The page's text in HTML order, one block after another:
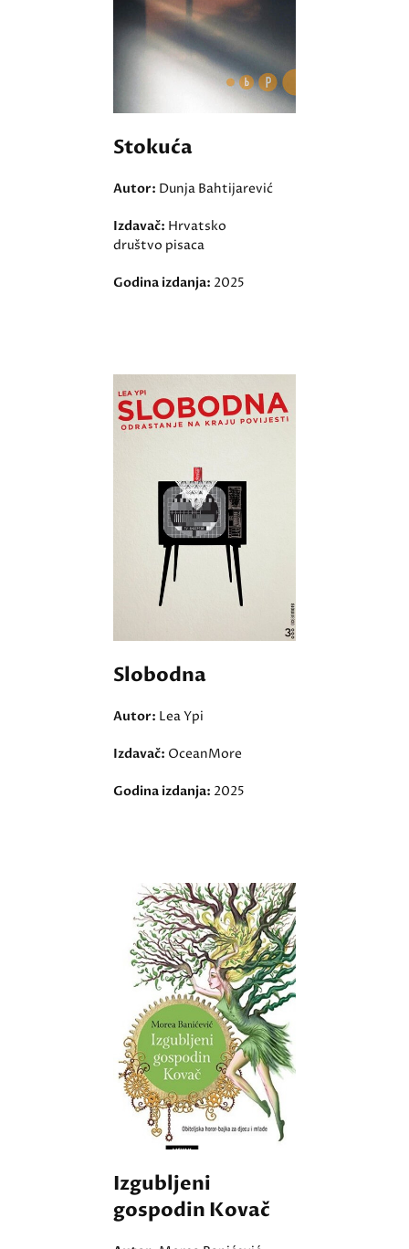
Stokuća
Autor: Dunja Bahtijarević
Izdavač: Hrvatsko
društvo pisaca
Godina izdanja: 2025
Slobodna
Autor: Lea Ypi
Izdavač: OceanMore
Godina izdanja: 2025
Izgubljeni
gospodin Kovač